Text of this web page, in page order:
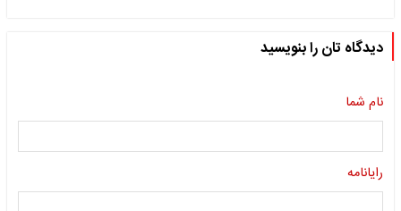
دیدگاه تان را بنویسید
نام شما
رایانامه